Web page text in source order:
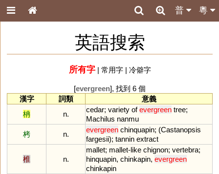
粵
普
英語搜索
所有字| 常用字| 冷僻字
[evergreen], 找到 6 個
漢字
詞類
意義
柟
n.
cedar; variety of evergreen tree;
Machilus nanmu
栲
n.
evergreen chinquapin; (Castanopsis
fargesii); tannin extract
椎 n.
mallet; mallet-like chignon; vertebra;
hinquapin, chinkapin, evergreen
chinkapin